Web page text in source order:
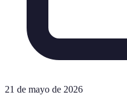
21 de mayo de 2026